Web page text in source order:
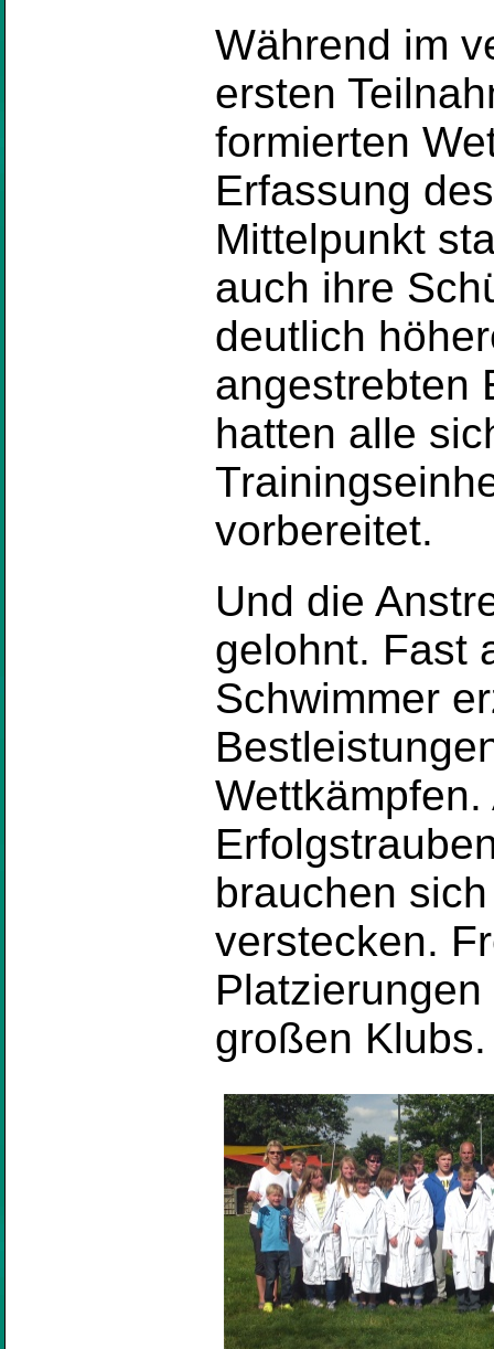
Während im
ersten
formierten
Erfassung
Mittelpunkt
auch ihre
deutlich
angestrebten
hatten alle
vorbereitet.
Und die
gelohnt. Fast
Schwimmer
brauchen
verstecken.
großen Klubs.